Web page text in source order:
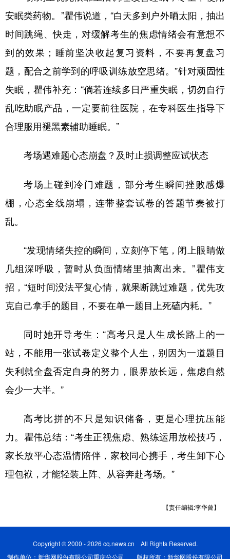
安眠类药物。”瞿伟说道，“白天多到户外晒太阳，抽出
时间跳绳、快走，对缓解考生的焦虑情绪会有意想不
到的效果；睡前坚决收起复习资料，不要再复盘习
题，配合之前学到的呼吸训练放空思绪。”针对顽固性
失眠，瞿伟补充：“倘若连续多日严重失眠，切勿自行
乱吃助眠产品，一定要前往医院，在专科医生指导下
合理服用褪黑素辅助睡眠。”
考场遇难题心态崩盘？及时止损调整应试状态
考场上碰到冷门难题，部分考生瞬间挫败感爆
棚，心态全线崩塌，连带整套试卷的答题节奏被打
乱。
“发现情绪失控的瞬间，立刻停下笔，闭上眼睛做
几组深呼吸，暂时从负面情绪里抽离出来。”瞿伟支
招，“短时间没法平复心情，就果断跳过难题，优先攻
克自己拿手的题目，不要在单一题目上死磕内耗。”
同时她开导考生：“高考只是人生成长路上的一
站，不能用一张试卷定义整个人生，别因为一道题目
失利就全盘否定自身的努力，眼界放长远，焦虑自然
会少一大半。”
高考比拼的不只是知识储备，更是心理抗压能
力。瞿伟总结：“考生正视焦虑、熟练运用放松技巧，
家长放平心态温情陪伴，家校同心携手，考生卸下心
理包袱，才能轻装上阵、从容奔赴考场。”
【责任编辑:李华曾】
Copyright © 2000 - 2026 cq.news.cn All Rights Reserved.
制作单位：新华网股份有限公司重庆分公司 版权所有：新华网股份有限公司